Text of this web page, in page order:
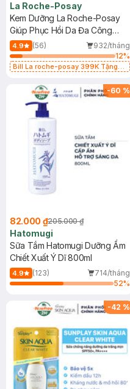
La Roche-Posay
Kem Dưỡng La Roche-Posay
Giúp Phục Hồi Da Đa Công
Dụng 40ml
4.9 (56)
932/tháng
12%
Bill La roche-posay 399K Tặng
(SL có hạn)
-60 %
82.000 ₫205.000 ₫
Hatomugi
Sữa Tắm Hatomugi Dưỡng Ẩm
Chiết Xuất Ý Dĩ 800ml
4.9 (123)
714/tháng
52%
-42 %